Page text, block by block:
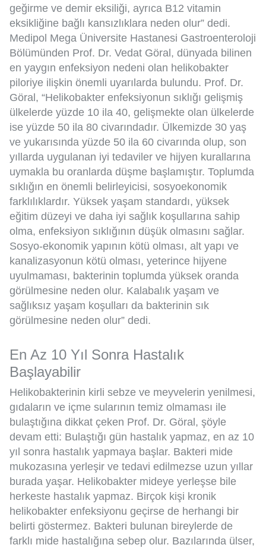
geğirme ve demir eksiliği, ayrıca B12 vitamin
eksikliğine bağlı kansızlıklara neden olur” dedi.
Medipol Mega Üniversite Hastanesi Gastroenteroloji
Bölümünden Prof. Dr. Vedat Göral, dünyada bilinen
en yaygın enfeksiyon nedeni olan helikobakter
piloriye ilişkin önemli uyarılarda bulundu. Prof. Dr.
Göral, “Helikobakter enfeksiyonun sıklığı gelişmiş
ülkelerde yüzde 10 ila 40, gelişmekte olan ülkelerde
ise yüzde 50 ila 80 civarındadır. Ülkemizde 30 yaş
ve yukarısında yüzde 50 ila 60 civarında olup, son
yıllarda uygulanan iyi tedaviler ve hijyen kurallarına
uymakla bu oranlarda düşme başlamıştır. Toplumda
sıklığın en önemli belirleyicisi, sosyoekonomik
farklılıklardır. Yüksek yaşam standardı, yüksek
eğitim düzeyi ve daha iyi sağlık koşullarına sahip
olma, enfeksiyon sıklığının düşük olmasını sağlar.
Sosyo-ekonomik yapının kötü olması, alt yapı ve
kanalizasyonun kötü olması, yeterince hijyene
uyulmaması, bakterinin toplumda yüksek oranda
görülmesine neden olur. Kalabalık yaşam ve
sağlıksız yaşam koşulları da bakterinin sık
görülmesine neden olur” dedi.
En Az 10 Yıl Sonra Hastalık
Başlayabilir
Helikobakterinin kirli sebze ve meyvelerin yenilmesi,
gıdaların ve içme sularının temiz olmaması ile
bulaştığına dikkat çeken Prof. Dr. Göral, şöyle
devam etti: Bulaştığı gün hastalık yapmaz, en az 10
yıl sonra hastalık yapmaya başlar. Bakteri mide
mukozasına yerleşir ve tedavi edilmezse uzun yıllar
burada yaşar. Helikobakter mideye yerleşse bile
herkeste hastalık yapmaz. Birçok kişi kronik
helikobakter enfeksiyonu geçirse de herhangi bir
belirti göstermez. Bakteri bulunan bireylerde de
farklı mide hastalığına sebep olur. Bazılarında ülser,